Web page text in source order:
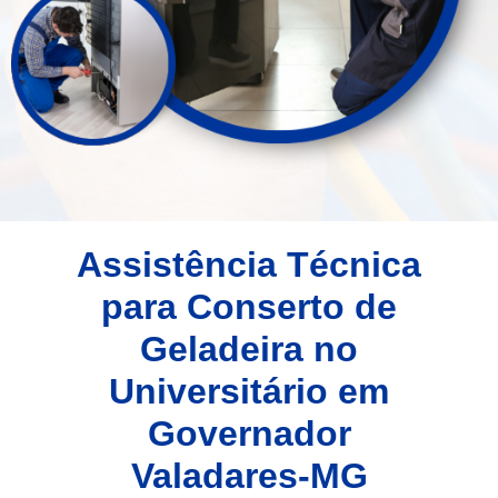
Assistência Técnica
para Conserto de
Geladeira no
Universitário em
Governador
Valadares-MG